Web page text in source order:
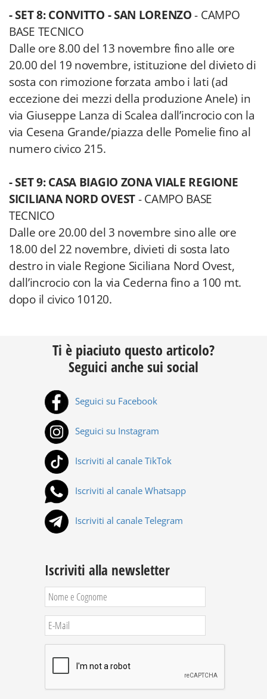
- SET 8: CONVITTO - SAN LORENZO- CAMPO
BASE TECNICO
Dalle ore 8.00 del 13 novembre fino alle ore
20.00 del 19 novembre, istituzione del divieto di
sosta con rimozione forzata ambo i lati (ad
eccezione dei mezzi della produzione Anele) in
via Giuseppe Lanza di Scalea dall’incrocio con la
via Cesena Grande/piazza delle Pomelie fino al
numero civico 215.
- SET 9: CASA BIAGIO ZONA VIALE REGIONE
SICILIANA NORD OVEST- CAMPO BASE
TECNICO
Dalle ore 20.00 del 3 novembre sino alle ore
18.00 del 22 novembre, divieti di sosta lato
destro in viale Regione Siciliana Nord Ovest,
dall’incrocio con la via Cederna fino a 100 mt.
dopo il civico 10120.
Ti è piaciuto questo articolo?
Seguici anche sui social
Seguici su Facebook
Seguici su Instagram
Iscriviti al canale TikTok
Iscriviti al canale Whatsapp
Iscriviti al canale Telegram
Iscriviti alla newsletter